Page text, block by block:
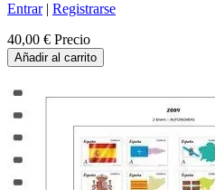
Entrar| Registrarse
40,00 € Precio
Añadir al carrito